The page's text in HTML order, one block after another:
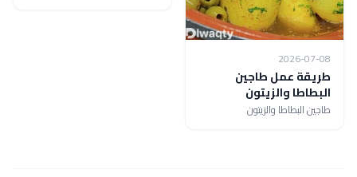
2026-07-08
طريقة عمل طاجين
البطاطا والزيتون
طاجين البطاطا والزيتون